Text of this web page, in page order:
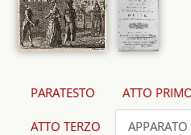
PARATESTO ATTO
ATTO TERZO APPARATO